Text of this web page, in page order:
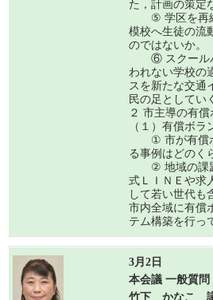
た，計画の策定
⑤ 学区を再編
模校へ生徒の流
のではないか。
⑥ スクールバ
われない学校の
スを新たな交通
民の足としてい
２ 市主導の有
（１）有償ボラ
① 市が有償ボ
る事例はどのく
② 地域の課題
式ＬＩＮＥや求
して若い世代も
市内全域に有償
テム構築を行っ
3月2日
本会議 一般質問
竹下 かなこ